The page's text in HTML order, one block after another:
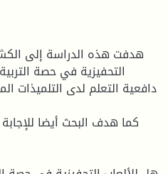
هدفت هذه الدراسة إلى
التحفيزية في حصة
دافعية التعلم لدى التلميذات
كما هدف البحث أيضا